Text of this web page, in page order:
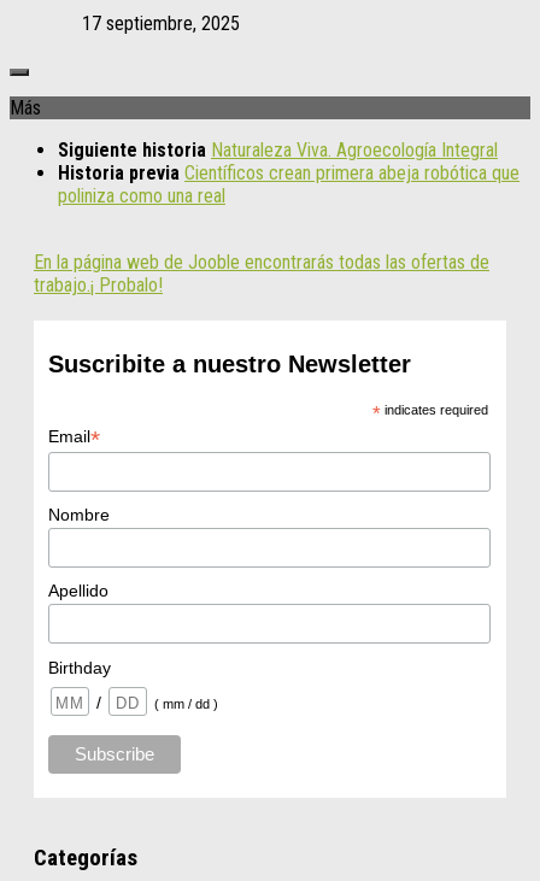
17 septiembre, 2025
Más
Siguiente historia Naturaleza Viva. Agroecología Integral
Historia previa Científicos crean primera abeja robótica que
poliniza como una real
En la página web de Jooble encontrarás todas las ofertas de
trabajo.¡ Probalo!
Suscribite a nuestro Newsletter
*indicates required
Email*
Nombre
Apellido
Birthday
/
( mm / dd )
Categorías